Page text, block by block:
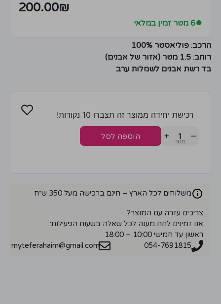
200.00₪
●6 מטר זמין במלאי
הרכב: פוליאסטר 100%
רוחב: 1.5 מטר (אזור של אבנים)
בד רשת אבנים לשמלות ערב
רכישת יחידה ממוצר זה תצברו 10 נקודות!
−
+ הוספה לסל
משלוחים לכל הארץ – חינם ברכישה מעל 350 ש״ח
צריכים עזרה עם המוצר?
אנו זמינים לתת מענה לכל שאלה בשעות הפעילות:
ראשון עד חמישי 10:00 – 18:00
054-7691815
myteferahaim@gmail.com